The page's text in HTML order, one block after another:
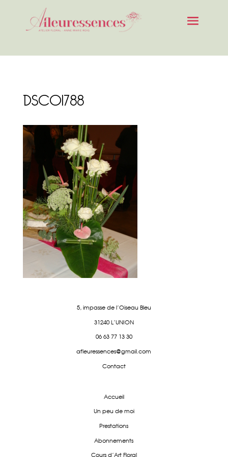
DSC01788
5, impasse de l'Oiseau Bleu
31240 L'UNION
06 63 77 13 30
afleuressences@gmail.com
Contact
Accueil
Un peu de moi
Prestations
Abonnements
Cours d'Art Floral